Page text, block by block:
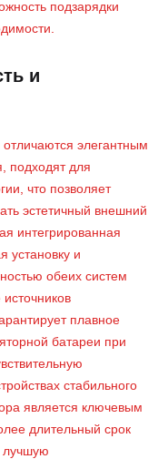
подзарядки
и
элегантным
подходят для
что позволяет
эстетичный внешний
интегрированная
установку и
обеих систем
плавное
батареи при
стабильного
является ключевым
длительный срок
лучшую